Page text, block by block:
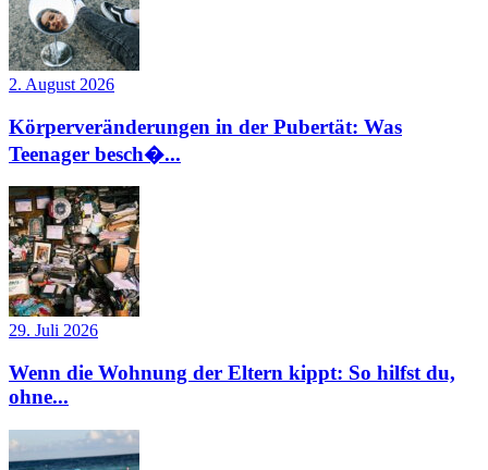
2. August 2026
Körperveränderungen in der Pubertät: Was
Teenager besch�...
29. Juli 2026
Wenn die Wohnung der Eltern kippt: So hilfst du,
ohne...